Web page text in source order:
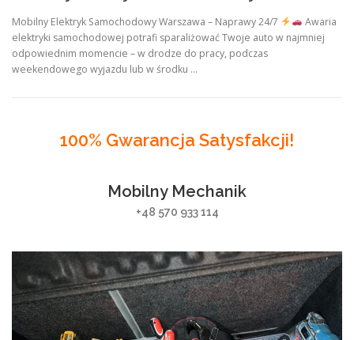
Mobilny Elektryk Samochodowy Warszawa – Naprawy 24/7
Awaria
elektryki samochodowej potrafi sparaliżować Twoje auto w najmniej
odpowiednim momencie – w drodze do pracy, podczas
weekendowego wyjazdu lub w środku …
100% Gwarancja Satysfakcji!
Mobilny Mechanik
+48 570 933 114